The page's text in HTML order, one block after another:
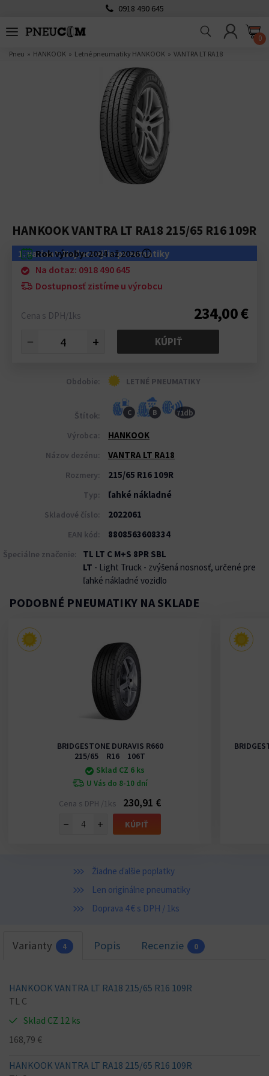
0918 490 645
0
Pneu HANKOOK Letné pneumatiky HANKOOK VANTRA LT RA18
HANKOOK VANTRA LT RA18 215/65 R16 109R
1. variant: Najlacnejšie pneumatiky
Rok výroby:2024 až 2026ⓘ
Na dotaz: 0918 490 645
Dostupnosť zistíme u výrobcu
Cena s DPH/1ks 234,00 €
− + KÚPIŤ
Obdobie: LETNÉ PNEUMATIKY
Štítok: C B 71db
Výrobca: HANKOOK
Názov dezénu: VANTRA LT RA18
Rozmery: 215/65 R16 109R
Typ: ľahké nákladné
Skladové číslo: 2022061
EAN kód: 8808563608334
Špeciálne značenie:
TL LT C M+S 8PR SBL
LT - Light Truck - zvýšená nosnosť, určené pre
ľahké nákladné vozidlo
PODOBNÉ PNEUMATIKY NA SKLADE
BRIDGESTONE DURAVIS R660
215/65 R16 106T
Sklad CZ 6 ks
U Vás do 8-10 dní
Cena s DPH /1ks
230,91 €
−
+ KÚPIŤ
Žiadne ďalšie poplatky
Len originálne pneumatiky
Doprava 4 € s DPH / 1ks
Varianty 4 Popis Recenzie 0
HANKOOK VANTRA LT RA18 215/65 R16 109R
TL C
Sklad CZ 12 ks
168,79 €
HANKOOK VANTRA LT RA18 215/65 R16 109R